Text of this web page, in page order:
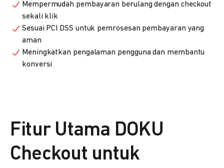
Mempermudah pembayaran berulang dengan checkout
sekali klik
Sesuai PCI DSS untuk pemrosesan pembayaran yang
aman
Meningkatkan pengalaman pengguna dan membantu
konversi
Fitur Utama DOKU
Checkout untuk